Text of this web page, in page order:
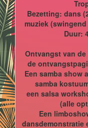
Bezetting: dans
muziek
Duur:
Ontvangst van
de
Een samba show
samba
een salsa
(alle
Een
dansdemonstratie